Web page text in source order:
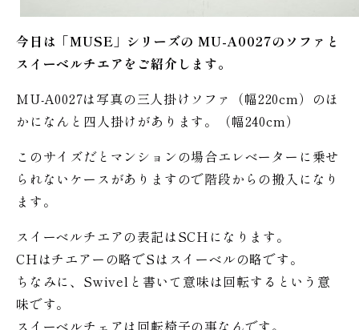
今日は「MUSE」シリーズの MU-A0027のソファと
スイーベルチエアをご紹介します。
MU-A0027は写真の三人掛けソファ（幅220cm）のほ
かになんと四人掛けがあります。（幅240cm）
このサイズだとマンションの場合エレベーターに乗せ
られないケースがありますので階段からの搬入になり
ます。
スイーベルチエアの表記はSCHになります。
CHはチエアーの略でSはスイーベルの略です。
ちなみに、Swivelと書いて意味は回転するという意
味です。
スイーベルチェアは回転椅子の事なんです。